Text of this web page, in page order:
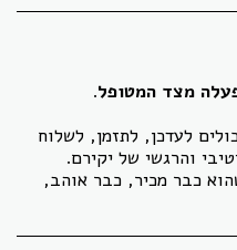
מצד המטופל.
לעדכן, לתזמן, לשלוח
והרגשי של יקירם.
כבר מכיר, כבר אוהב,